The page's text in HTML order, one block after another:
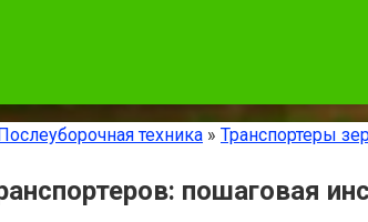
техника » Транспортеры
пошаговая